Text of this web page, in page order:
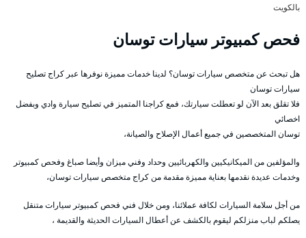
بالكويت
فحص كمبيوتر سيارات توسان
هل تبحث عن متخصص سيارات توسان؟ لدينا خدمات مميزة نوفرها عبر كراج تصليح
سيارات توسان
فلا تقلق بعد الآن لو تعطلت سيارتك، فمع كراجنا المتميز في تصليح سيارة وادي وبفضل
اخصائي
توسان المتخصصين في جميع أعمال الإصلاح والصيانة،
والمؤلفين من الميكانيكيين والكهربائيين وحداد وفني ميزان وأيضا صباغ وفحص كمبيوتر
وخدمات عديدة نقدمها بعناية مميزة مقدمة من كراج متخصص سيارات توسان،
من أجل سلامة السيارات لكافة عملائنا، ومن خلال فني فحص كمبيوتر سيارات متنقل
يصلكم لباب منزلكم ليقوم بالكشف عن أعطال السيارات الحديثة والقديمة ،